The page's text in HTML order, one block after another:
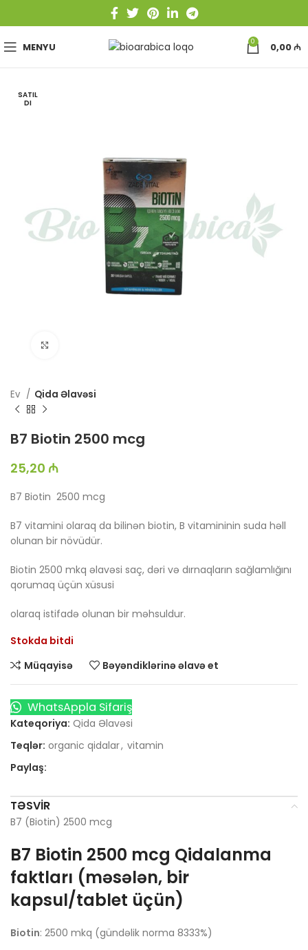
MENYU 0 0,00₼
SATIL
DI
Ev Qida Əlavəsi
B7 Biotin 2500 mcg
25,20 ₼
B7 Biotin 2500 mcg
B7 vitamini olaraq da bilinən biotin, B vitamininin suda həll
olunan bir növüdür.
Biotin 2500 mkq əlavəsi saç, dəri və dırnaqların sağlamlığını
qorumaq üçün xüsusi
olaraq istifadə olunan bir məhsuldur.
Stokda bitdi
Müqayisə
Bəyəndiklərinə əlavə et
WhatsAppla Sifariş
Kateqoriya: Qida Əlavəsi
Teqlər: organic qidalar, vitamin
Paylaş:
TƏSVIR
B7 (Biotin) 2500 mcg
B7 Biotin 2500 mcg Qidalanma
faktları (məsələn, bir
kapsul/tablet üçün)
Biotin: 2500 mkq (gündəlik norma 8333%)